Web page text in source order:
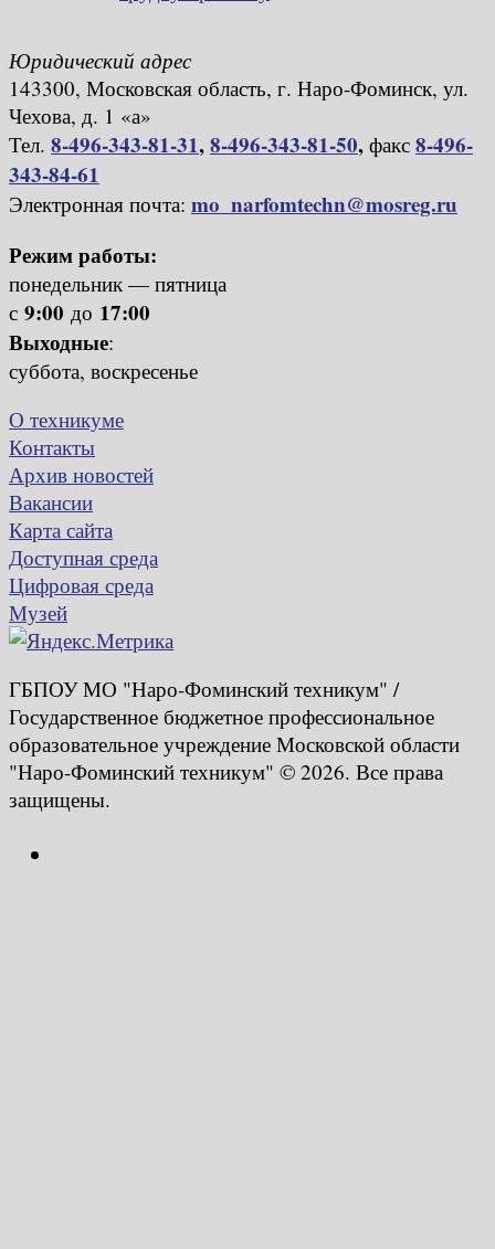
Юридический адрес
143300, Московская область, г. Наро-Фоминск, ул.
Чехова, д. 1 «а»
Тел. 8-496-343-81-31,8-496-343-81-50, факс 8-496-
343-84-61
Электронная почта: mo_narfomtechn@mosreg.ru
Режим работы:
понедельник — пятница
с 9:00 до 17:00
Выходные:
суббота, воскресенье
О техникуме
Контакты
Архив новостей
Вакансии
Карта сайта
Доступная среда
Цифровая среда
Музей
ГБПОУ МО "Наро-Фоминский техникум" /
Государственное бюджетное профессиональное
образовательное учреждение Московской области
"Наро-Фоминский техникум" © 2026. Все права
защищены.